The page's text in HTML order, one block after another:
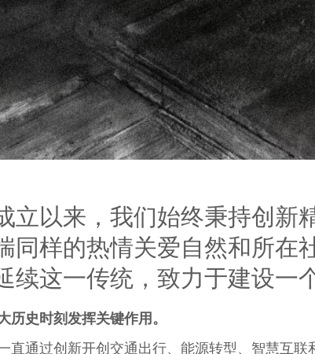
立以来，我们始终秉持创新
同样的热情关爱自然和所在
续这一传统，致力于建设一
历史时刻发挥关键作用。
直通过创新开创交通出行、能源转型、智慧互